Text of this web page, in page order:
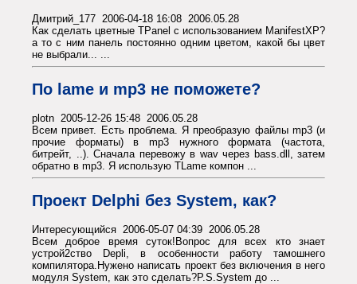
Дмитрий_177 2006-04-18 16:08 2006.05.28
Как сделать цветные TPanel с использованием ManifestXP?
а то с ним панель постоянно одним цветом, какой бы цвет
не выбрали... ...
По lame и mp3 не поможете?
plotn 2005-12-26 15:48 2006.05.28
Всем привет. Есть проблема. Я преобразую файлы mp3 (и
прочие форматы) в mp3 нужного формата (частота,
битрейт, ..). Сначала перевожу в wav через bass.dll, затем
обратно в mp3. Я использую TLame компон ...
Проект Delphi без System, как?
Интересующийся 2006-05-07 04:39 2006.05.28
Всем доброе время суток!Вопрос для всех кто знает
устрой2ство Depli, в особенности работу тамошнего
компилятора.Нужено написать проект без включения в него
модуля System, как это сделать?P.S.System до ...